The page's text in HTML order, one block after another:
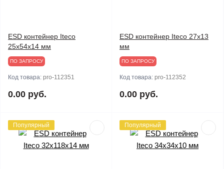
ESD контейнер Iteco
25x54x14 мм
ПО ЗАПРОСУ
Код товара: pro-112351
0.00 руб.
ESD контейнер Iteco 27x13
мм
ПО ЗАПРОСУ
Код товара: pro-112352
0.00 руб.
Популярный Популярный